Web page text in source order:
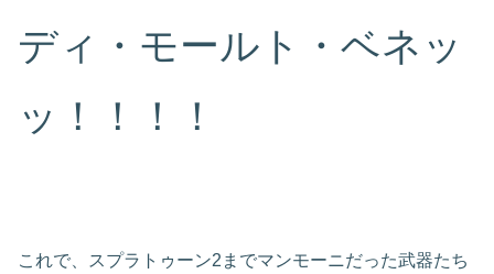
ディ・モールト・ベネッ
ッ！！！！
これで、スプラトゥーン2までマンモーニだった武器たち